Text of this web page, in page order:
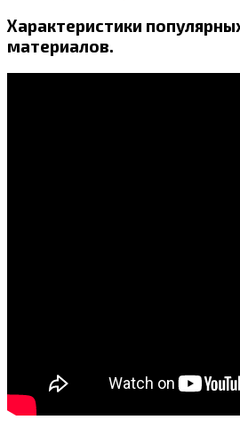
Характеристики
материалов.